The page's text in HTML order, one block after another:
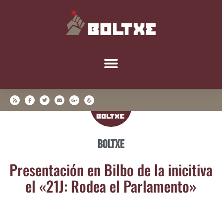
Boltxe
Pre­sen­ta­ción en Bil­bo de la ini­ci­ti­va
el «21J: Rodea el Parlamento»